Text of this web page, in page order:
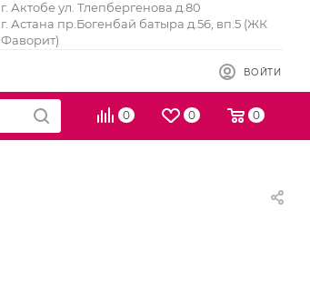
г. Актобе ул. Тлепбергенова д.80
г. Астана пр.Богенбай батыра д.56, вп.5 (ЖК
Фаворит)
ВОЙТИ
0 0 0